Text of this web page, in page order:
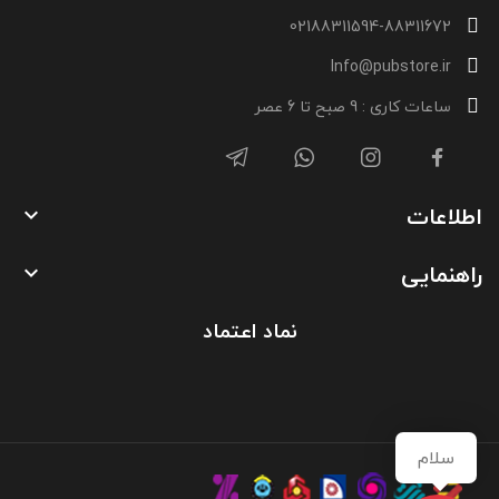
02188311594-88311672
Info@pubstore.ir
ساعات کاری : 9 صبح تا 6 عصر
اطلاعات 
راهنمایی 
نماد اعتماد
سلام